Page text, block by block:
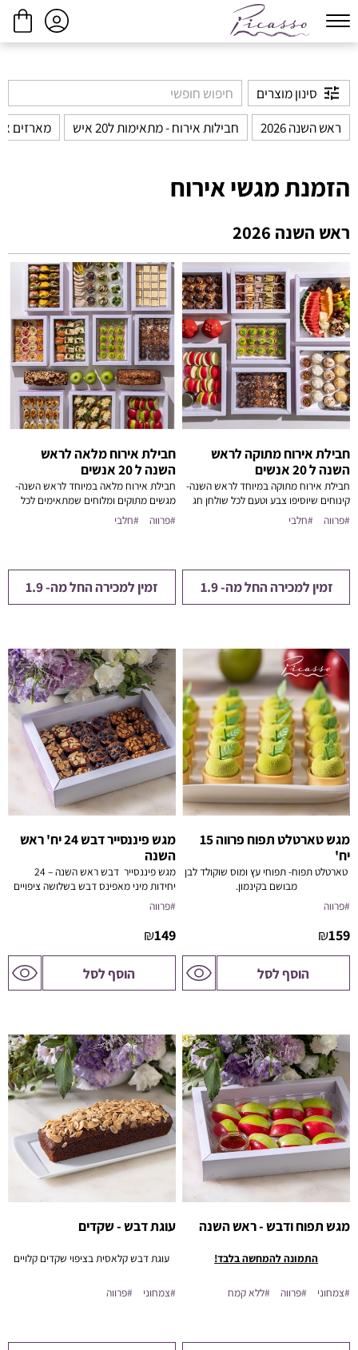
סינון מוצרים
ראש השנה 2026
חבילות אירוח - מתאימות ל20 איש מארזים
הזמנת מגשי אירוח
ראש השנה 2026
חבילת אירוח מתוקה לראש
השנה ל 20 אנשים
חבילת אירוח מתוקה במיוחד לראש השנה-
קינוחים שיוסיפו צבע וטעם לכל שולחן חג
#פרווה
#חלבי
זמין למכירה החל מה- 1.9
חבילת אירוח מלאה לראש
השנה ל 20 אנשים
חבילת אירוח מלאה במיוחד לראש השנה-
מגשים מתוקים ומלוחים שמתאימים לכל
סוג אירוח
#פרווה #חלבי
זמין למכירה החל מה- 1.9
מגש טארטלט תפוח פרווה 15
יח'
טארטלט תפוח- תפוחי עץ ומוס שוקולד לבן
מבושם בקינמון.
#פרווה
159
₪
הוסף לסל לדף
המוצר
מגש פיננסייר דבש 24 יח' ראש
השנה
מגש פיננסייר דבש ראש השנה – 24
יחידות מיני מאפינס דבש בשלושה ציפויים
טעימים: שברי עוגיות אוראו, שברי עוגיות
לוטוס ושקדים קלויים.
#פרווה
149
₪
הוסף לסל לדף
המוצר
מגש תפוח ודבש - ראש השנה
התמונה להמחשה בלבד!
#צמחוני #פרווה #ללא קמח
עוגת דבש - שקדים
עוגת דבש קלאסית בציפוי שקדים קלויים
#צמחוני #פרווה